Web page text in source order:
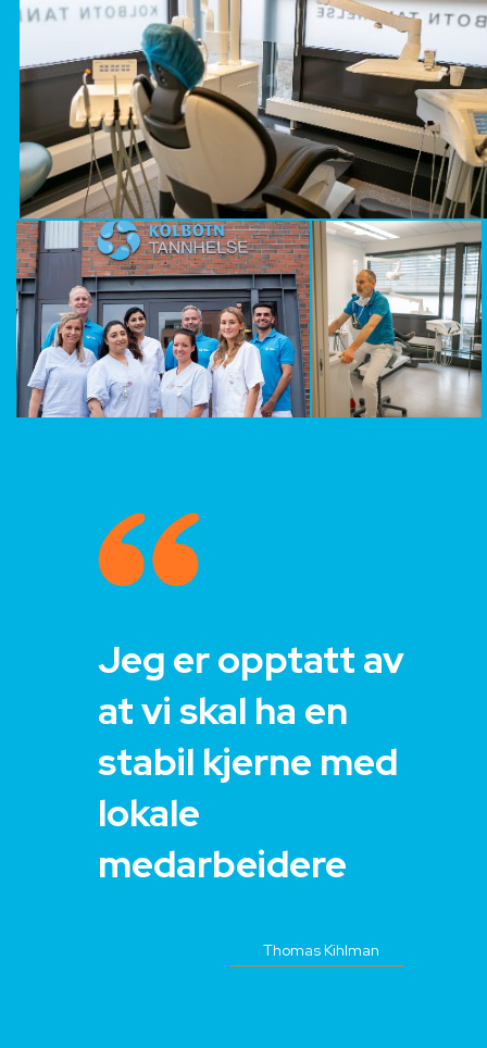
Jeg er opptatt av
at vi skal ha en
stabil kjerne med
lokale
medarbeidere
Thomas Kihlman